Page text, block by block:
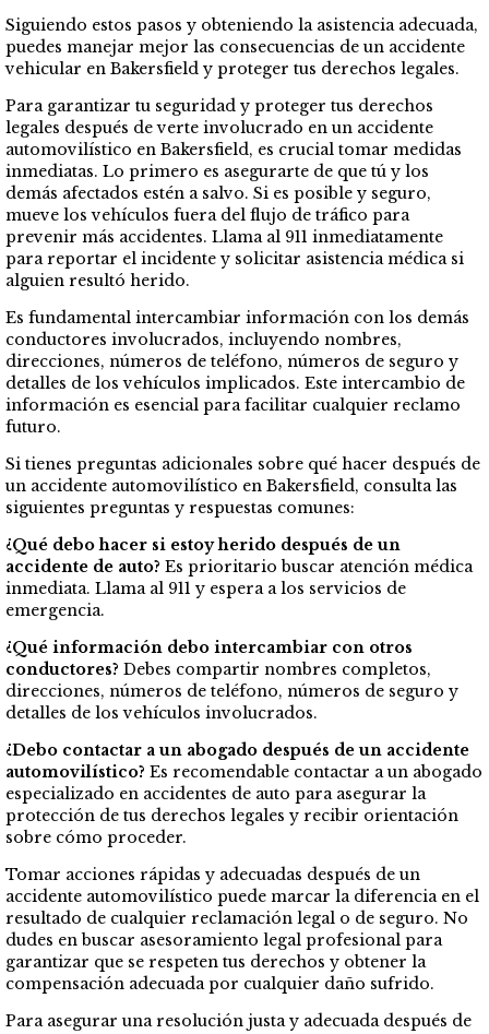
Siguiendo estos pasos y obteniendo la asistencia adecuada,
puedes manejar mejor las consecuencias de un accidente
vehicular en Bakersfield y proteger tus derechos legales.
Para garantizar tu seguridad y proteger tus derechos
legales después de verte involucrado en un accidente
automovilístico en Bakersfield, es crucial tomar medidas
inmediatas. Lo primero es asegurarte de que tú y los
demás afectados estén a salvo. Si es posible y seguro,
mueve los vehículos fuera del flujo de tráfico para
prevenir más accidentes. Llama al 911 inmediatamente
para reportar el incidente y solicitar asistencia médica si
alguien resultó herido.
Es fundamental intercambiar información con los demás
conductores involucrados, incluyendo nombres,
direcciones, números de teléfono, números de seguro y
detalles de los vehículos implicados. Este intercambio de
información es esencial para facilitar cualquier reclamo
futuro.
Si tienes preguntas adicionales sobre qué hacer después de
un accidente automovilístico en Bakersfield, consulta las
siguientes preguntas y respuestas comunes:
¿Qué debo hacer si estoy herido después de un
accidente de auto? Es prioritario buscar atención médica
inmediata. Llama al 911 y espera a los servicios de
emergencia.
¿Qué información debo intercambiar con otros
conductores? Debes compartir nombres completos,
direcciones, números de teléfono, números de seguro y
detalles de los vehículos involucrados.
¿Debo contactar a un abogado después de un accidente
automovilístico? Es recomendable contactar a un abogado
especializado en accidentes de auto para asegurar la
protección de tus derechos legales y recibir orientación
sobre cómo proceder.
Tomar acciones rápidas y adecuadas después de un
accidente automovilístico puede marcar la diferencia en el
resultado de cualquier reclamación legal o de seguro. No
dudes en buscar asesoramiento legal profesional para
garantizar que se respeten tus derechos y obtener la
compensación adecuada por cualquier daño sufrido.
Para asegurar una resolución justa y adecuada después de